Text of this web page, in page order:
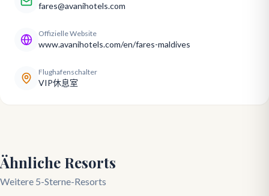
fares@avanihotels.com
Offizielle Website
www.avanihotels.com/en/fares-maldives
Flughafenschalter
VIP休息室
Ähnliche Resorts
Weitere 5-Sterne-Resorts